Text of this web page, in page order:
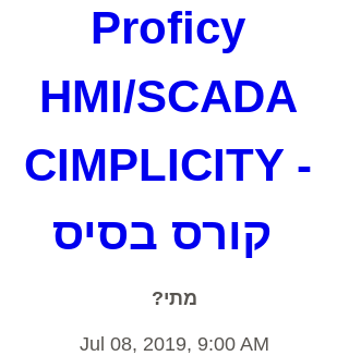
Proficy
HMI/SCADA
CIMPLICITY -
?מתי
Jul 08, 2019, 9:00 AM